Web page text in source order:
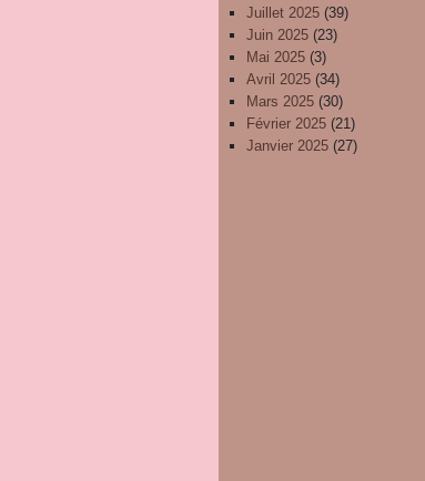
Juillet 2025 (39)
Juin 2025 (23)
Mai 2025 (3)
Avril 2025 (34)
Mars 2025 (30)
Février 2025 (21)
Janvier 2025 (27)